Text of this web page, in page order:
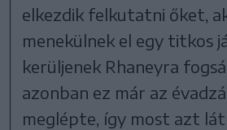
elkezdik felkutatni őket,
menekülnek el egy titkos
kerüljenek Rhaneyra
azonban ez már az
meglépte, így most azt